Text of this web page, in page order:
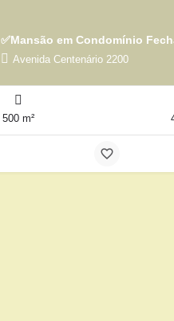
✅Mansão em Condomínio
Avenida Centenário 2200
500 m²